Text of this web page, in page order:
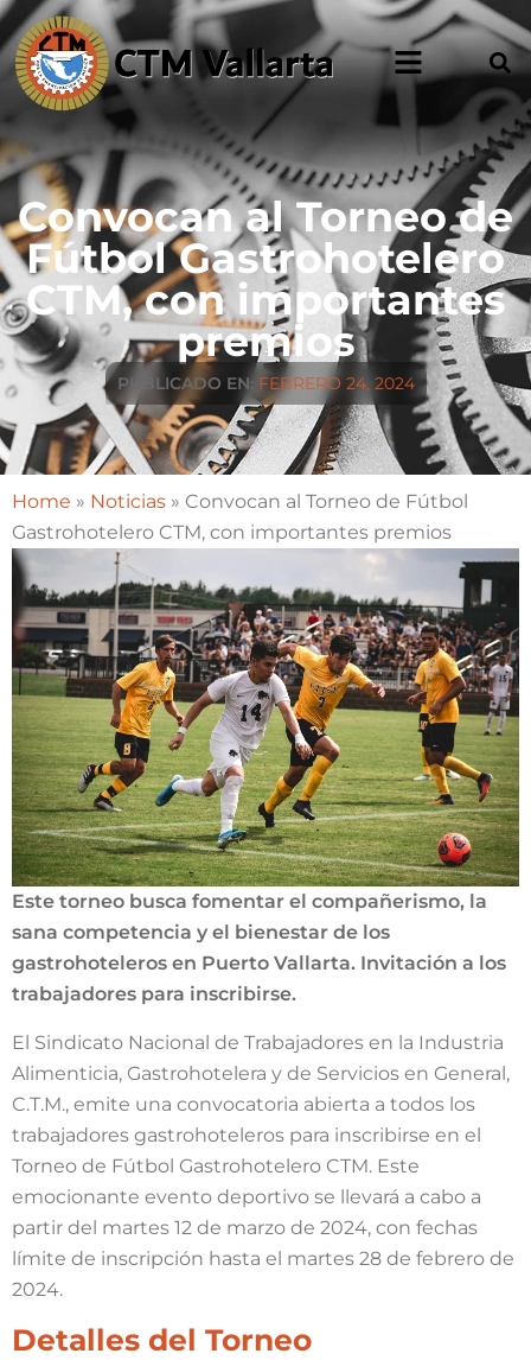
Convocan al Torneo de
Fútbol Gastrohotelero
CTM, con importantes
premios
PUBLICADO EN: FEBRERO 24, 2024
Home » Noticias » Convocan al Torneo de Fútbol
Gastrohotelero CTM, con importantes premios
Este torneo busca fomentar el compañerismo, la
sana competencia y el bienestar de los
gastrohoteleros en Puerto Vallarta. Invitación a los
trabajadores para inscribirse.
El Sindicato Nacional de Trabajadores en la Industria
Alimenticia, Gastrohotelera y de Servicios en General,
C.T.M., emite una convocatoria abierta a todos los
trabajadores gastrohoteleros para inscribirse en el
Torneo de Fútbol Gastrohotelero CTM. Este
emocionante evento deportivo se llevará a cabo a
partir del martes 12 de marzo de 2024, con fechas
límite de inscripción hasta el martes 28 de febrero de
2024.
Detalles del Torneo